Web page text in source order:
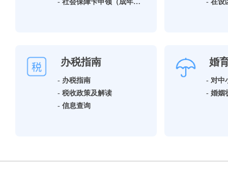
- 社会保障卡申领（成年人）
办税指南
- 办税指南
- 税收政策及解读
- 信息查询
婚